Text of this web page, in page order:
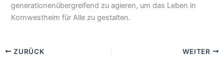
generationenübergreifend zu agieren, um das Leben in
Kornwestheim für Alle zu gestalten.
ZURÜCK WEITER